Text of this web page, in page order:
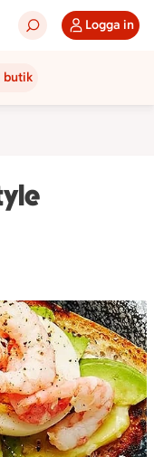
Logga in
butik
kommentarer